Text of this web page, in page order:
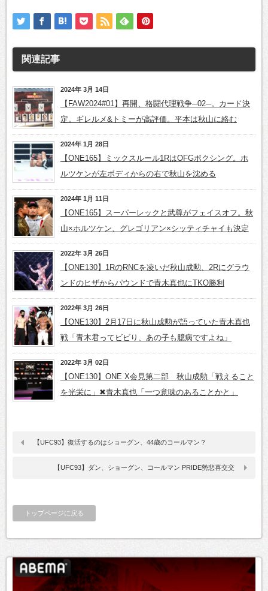
関連記事
2024年 3月 14日
【FAW2024#01】再開、格闘代理戦争─02─。カード決
定。ギレルメ&トミーが高評価。平本は秋山に絡む
2024年 1月 28日
【ONE165】ミックスルール1RはOFGボクシング。ホ
ルツケンが左ボディからの右で秋山を沈める
2024年 1月 11日
【ONE165】スーパーレックと武尊がフェイスオフ。秋
山×ホルツケン、グレゴリアン×シッティチャイも決定
2022年 3月 26日
【ONE130】1RのRNCを凌いだ秋山成勲、2Rにグラウ
ンドのヒザからパウンドで青木真也にTKO勝利
2022年 3月 26日
【ONE130】2月17日に秋山成勲が語っていた青木真也
戦「青木君ってビビり、あの子も臆病ですよね」
2022年 3月 02日
【ONE130】ONE X会見第二部 秋山成勲「戦えること
を光栄に」✖青木真也「一つ意味のあることかと」
【UFC93】復活するのはショーグン、44歳のコールマン？
【UFC93】ダン、ショーグン、コールマン PRIDE勢悲喜交交
トップページに戻る